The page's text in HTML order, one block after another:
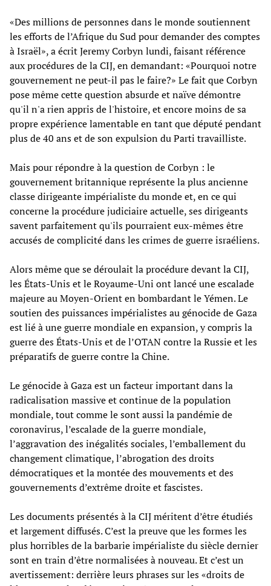
«Des millions de personnes dans le monde soutiennent
les efforts de l’Afrique du Sud pour demander des comptes
à Israël», a écrit Jeremy Corbyn lundi, faisant référence
aux procédures de la CIJ, en demandant: «Pourquoi notre
gouvernement ne peut-il pas le faire?» Le fait que Corbyn
pose même cette question absurde et naïve démontre
qu'il n'a rien appris de l'histoire, et encore moins de sa
propre expérience lamentable en tant que député pendant
plus de 40 ans et de son expulsion du Parti travailliste.
Mais pour répondre à la question de Corbyn : le
gouvernement britannique représente la plus ancienne
classe dirigeante impérialiste du monde et, en ce qui
concerne la procédure judiciaire actuelle, ses dirigeants
savent parfaitement qu'ils pourraient eux-mêmes être
accusés de complicité dans les crimes de guerre israéliens.
Alors même que se déroulait la procédure devant la CIJ,
les États-Unis et le Royaume-Uni ont lancé une escalade
majeure au Moyen-Orient en bombardant le Yémen. Le
soutien des puissances impérialistes au génocide de Gaza
est lié à une guerre mondiale en expansion, y compris la
guerre des États-Unis et de l’OTAN contre la Russie et les
préparatifs de guerre contre la Chine.
Le génocide à Gaza est un facteur important dans la
radicalisation massive et continue de la population
mondiale, tout comme le sont aussi la pandémie de
coronavirus, l’escalade de la guerre mondiale,
l’aggravation des inégalités sociales, l’emballement du
changement climatique, l’abrogation des droits
démocratiques et la montée des mouvements et des
gouvernements d’extrême droite et fascistes.
Les documents présentés à la CIJ méritent d’être étudiés
et largement diffusés. C’est la preuve que les formes les
plus horribles de la barbarie impérialiste du siècle dernier
sont en train d’être normalisées à nouveau. Et c’est un
avertissement: derrière leurs phrases sur les «droits de